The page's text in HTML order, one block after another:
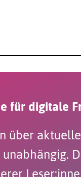
für digitale
über